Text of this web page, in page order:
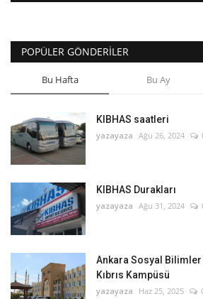
POPÜLER GÖNDERILER
Bu Hafta Bu Ay
KIBHAS saatleri
yazayaza Ağu 26, 2024
KIBHAS Durakları
yazayaza Ağu 31, 2024
Ankara Sosyal
Kıbrıs Kampüsü
yazayaza Haz 25, 2025